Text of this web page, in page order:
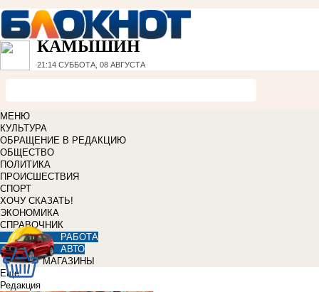
КАМЫШИН
21:14 СУББОТА, 08 АВГУСТА
МЕНЮ
КУЛЬТУРА
ОБРАЩЕНИЕ В РЕДАКЦИЮ
ОБЩЕСТВО
ПОЛИТИКА
ПРОИСШЕСТВИЯ
СПОРТ
ХОЧУ СКАЗАТЬ!
ЭКОНОМИКА
СПРАВОЧНИК
РАБОТА
АВТО
МАГАЗИНЫ
Еще
Редакция